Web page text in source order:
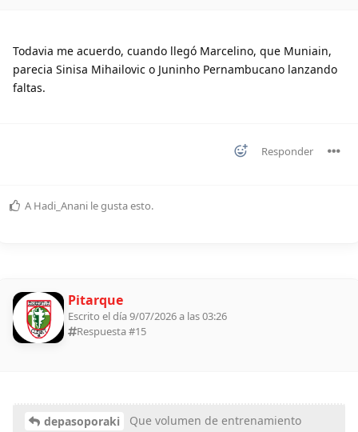
Todavia me acuerdo, cuando llegó Marcelino, que Muniain,
parecia Sinisa Mihailovic o Juninho Pernambucano lanzando
faltas.
Responder
A Hadi_Anani le gusta esto.
Pitarque
Escrito el día 9/07/2026 a las 03:26
Respuesta #15
depasoporaki
Que volumen de entrenamiento